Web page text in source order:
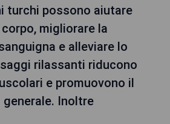
turchi possono aiutare
migliorare la
e alleviare lo
rilassanti riducono
e promuovono il
Inoltre